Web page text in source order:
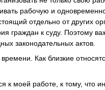
рабочую и
отдельно от других
граждан к суду. Поэтому
законодательных актов.
Как близкие
к моей работе, к тому, что